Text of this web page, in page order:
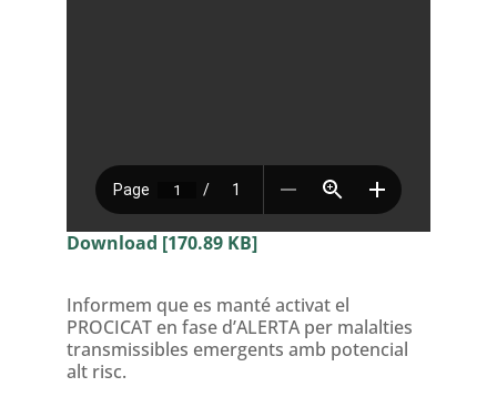
Download [170.89 KB]
Informem que es manté activat el
PROCICAT en fase d’ALERTA per malalties
transmissibles emergents amb potencial
alt risc.